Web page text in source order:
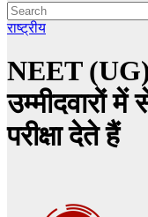
राष्ट्रीय
NEET (UG)
उम्मीदवारों
परीक्षा देते हैं